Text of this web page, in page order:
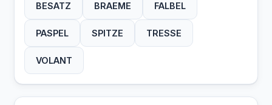
BESATZ BRAEME FALBEL
PASPEL SPITZE TRESSE
VOLANT